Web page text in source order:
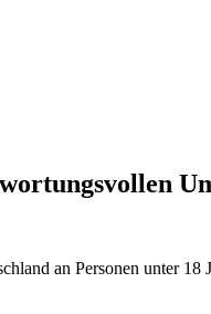
an Personen unter 18